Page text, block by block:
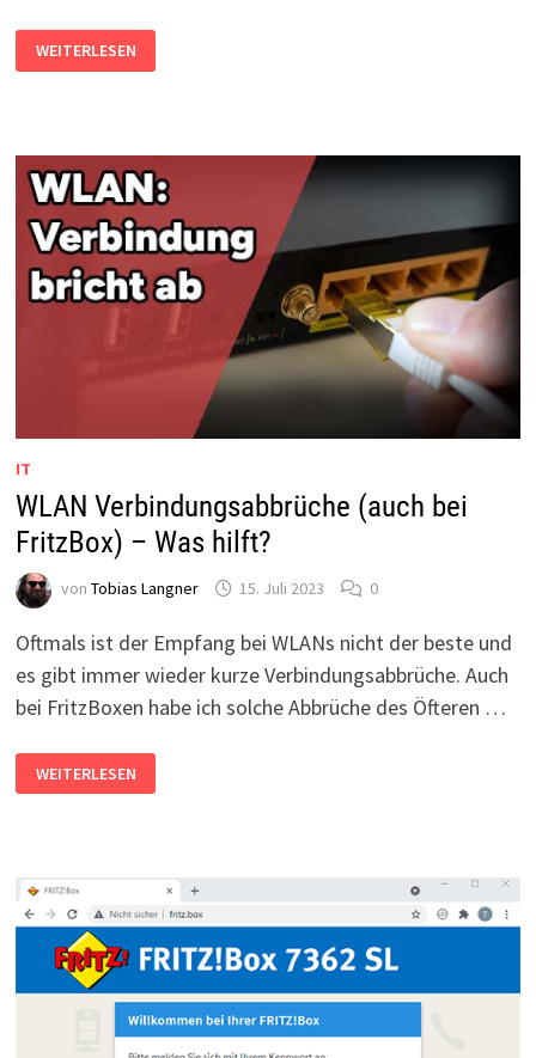
WLAN-
VERBINDUNGSPROBLEME
BEI
WEITERLESEN
IT
WLAN Verbindungsabbrüche (auch bei
FritzBox) – Was hilft?
von Tobias Langner 15. Juli 2023 0
Oftmals ist der Empfang bei WLANs nicht der beste und
es gibt immer wieder kurze Verbindungsabbrüche. Auch
bei FritzBoxen habe ich solche Abbrüche des Öfteren …
VERBINDUNGSABBRÜCHE
(AUCH
HILFT?
WEITERLESEN